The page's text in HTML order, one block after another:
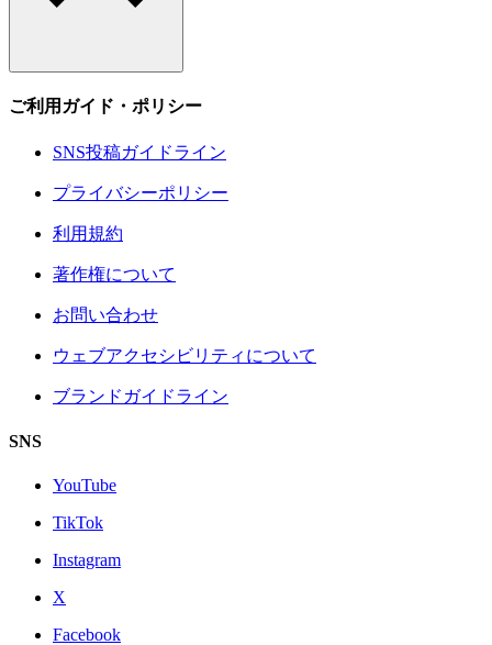
ご利用ガイド・ポリシー
SNS投稿ガイドライン
プライバシーポリシー
利用規約
著作権について
お問い合わせ
ウェブアクセシビリティについて
ブランドガイドライン
SNS
YouTube
TikTok
Instagram
X
Facebook